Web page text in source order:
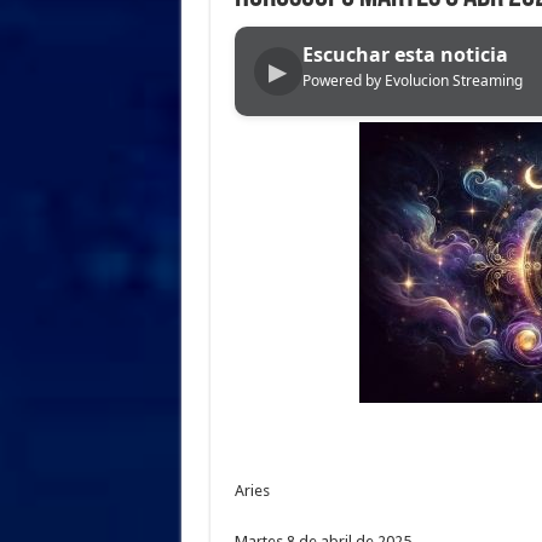
▶
Escuchar esta noticia
Powered by Evolucion Streaming
Aries